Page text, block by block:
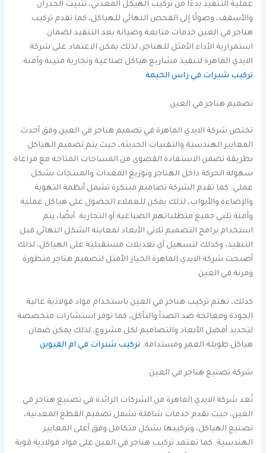
عملية التنفيذ بدءًا من تركيب الهيكل المعدني، تثبيت الجدران
والأسقف، وصولًا إلى الفحص النهائي للهياكل، كما تقدم تركيب
هناجر في العين خدمات متابعة وصيانة بعد التنفيذ لضمان
استمرارية الأداء الأمثل للهناجر، لذلك يمكن الاعتماد على شركة
الايدي الماهرة لتنفيذ مشاريع هياكل صناعية وتجارية متينة وآمنة.
تركيب شبرات في راس الخيمة
تصميم هناجر في العين
تختص شركة الايدي الماهرة في تصميم هناجر في العين وفق أحدث
المعايير الهندسية والتقنيات الحديثة، حيث يتم تصميم الهياكل
بطريقة تضمن الاستفادة القصوى من المساحات المتاحة مع مراعاة
سهولة الحركة داخل الهناجر وتوزيع المعدات والمنتجات بشكل
عملي. كما تقدم الشركة تصاميم مبتكرة تشمل أنظمة التهوية
والإضاءة والأبواب، لذلك يمكن للعملاء الحصول على هياكل عملية
وآمنة تلبي جميع متطلباتهم الصناعية أو التجارية. أيضًا، يتم
استخدام برامج التصميم ثلاثي الأبعاد لمعاينة الشكل النهائي قبل
التنفيذ، وكذلك لتسهيل أي تعديلات مستقبلية على الهياكل، لذلك
أصبحت شركة الايدي الماهرة الخيار الأمثل لتصميم هناجر متطورة
ومرنة في العين.
كذلك، تهتم تركيب هناجر في العين باستخدام مواد فولاذية عالية
الجودة ومعالجة ضد الصدأ والتآكل، كما توفر استشارات متخصصة
لتحديد أفضل الأبعاد والتصاميم لكل مشروع، لذلك يمكن ضمان
هياكل طويلة العمر ومستدامة. تركيب شبرات في ام القيوين
شركة تصنيع هناجر في العين
تُعد شركة الايدي الماهرة من الشركات الرائدة في تصنيع هناجر في
العين، حيث تقدم خدمات شاملة تشمل تصميم القطع المعدنية،
تصنيع الهياكل، وتركيبها بشكل متكامل وفق أعلى المعايير
الهندسية. كما تعتمد تركيب هناجر في العين على مواد فولاذية قوية